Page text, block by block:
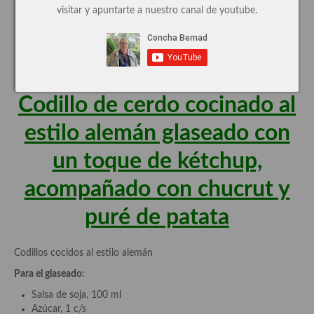
Cocina de Oriente Medio
Cocina Armenia
Cocina Siria
Cocina Azerí (Azerbaiyán)
Cocina Japonesa
SEGUNDO PASO: EL
GLASEADO DEL CODILLO
Los diferentes glaseados:
Codillo de cerdo cocinado al
estilo alemán glaseado con
un toque de kétchup,
acompañado con chucrut y
puré de patata
Codillos cocidos al estilo alemán
Para el glaseado:
Salsa de soja, 100 ml
Azúcar, 1 c/s
visitar y apuntarte a nuestro canal de youtube.